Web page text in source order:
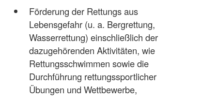
Förderung der Rettungs aus
Lebensgefahr (u. a. Bergrettung,
Wasserrettung) einschließlich der
dazugehörenden Aktivitäten, wie
Rettungsschwimmen sowie die
Durchführung rettungssportlicher
Übungen und Wettbewerbe,